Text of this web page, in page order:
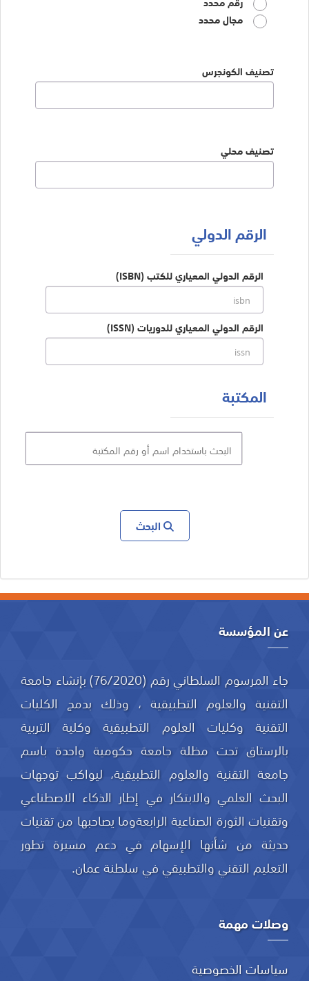
مجال محدد
تصنيف الكونجرس
تصنيف محلي
الرقم الدولي
الرقم الدولي المعياري للكتب (ISBN)
الرقم الدولي المعياري للدوريات (ISSN)
المكتبة
عن المؤسسة
جاء المرسوم السلطاني رقم (76/2020) بإنشاء جامعة
التقنية والعلوم التطبيقية ، وذلك بدمج الكليات
التقنية وكليات العلوم التطبيقية وكلية التربية
بالرستاق تحت مظلة جامعة حكومية واحدة باسم
جامعة التقنية والعلوم التطبيقية، ليواكب توجهات
البحث العلمي والابتكار في إطار الذكاء الاصطناعي
وتقنيات الثورة الصناعية الرابعةوما يصاحبها من تقنيات
حديثة من شأنها الإسهام في دعم مسيرة تطور
التعليم التقني والتطبيقي في سلطنة عمان.
وصلات مهمة
سياسات الخصوصية